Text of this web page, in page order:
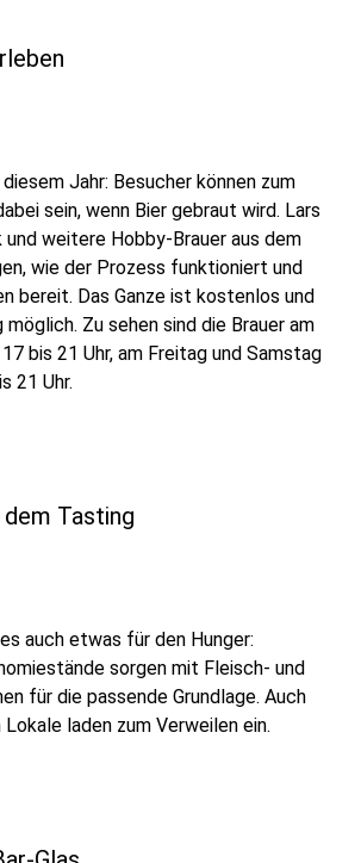
Jahr: Besucher können zum
sein, wenn Bier gebraut wird. Lars
weitere Hobby-Brauer aus dem
wie der Prozess funktioniert und
bereit. Das Ganze ist kostenlos und
möglich. Zu sehen sind die Brauer am
bis 21 Uhr, am Freitag und Samstag
21 Uhr.
Tasting
auch etwas für den Hunger:
sorgen mit Fleisch- und
für die passende Grundlage. Auch
laden zum Verweilen ein.